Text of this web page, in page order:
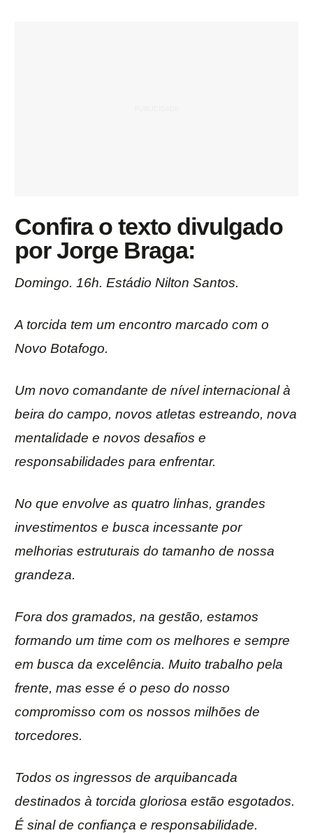
Confira o texto divulgado
por Jorge Braga:
Domingo. 16h. Estádio Nilton Santos.
A torcida tem um encontro marcado com o
Novo Botafogo.
Um novo comandante de nível internacional à
beira do campo, novos atletas estreando, nova
mentalidade e novos desafios e
responsabilidades para enfrentar.
No que envolve as quatro linhas, grandes
investimentos e busca incessante por
melhorias estruturais do tamanho de nossa
grandeza.
Fora dos gramados, na gestão, estamos
formando um time com os melhores e sempre
em busca da excelência. Muito trabalho pela
frente, mas esse é o peso do nosso
compromisso com os nossos milhões de
torcedores.
Todos os ingressos de arquibancada
destinados à torcida gloriosa estão esgotados.
É sinal de confiança e responsabilidade.